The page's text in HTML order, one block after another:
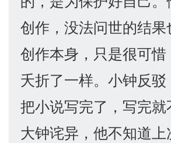
创作，没法问世的结
创作本身，只是很可
夭折了一样。小钟反
把小说写完了，写完就
大钟诧异，他不知道